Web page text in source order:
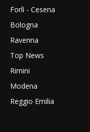
Forlì - Cesena
Bologna
Ravenna
Top News
Rimini
Modena
Reggio Emilia